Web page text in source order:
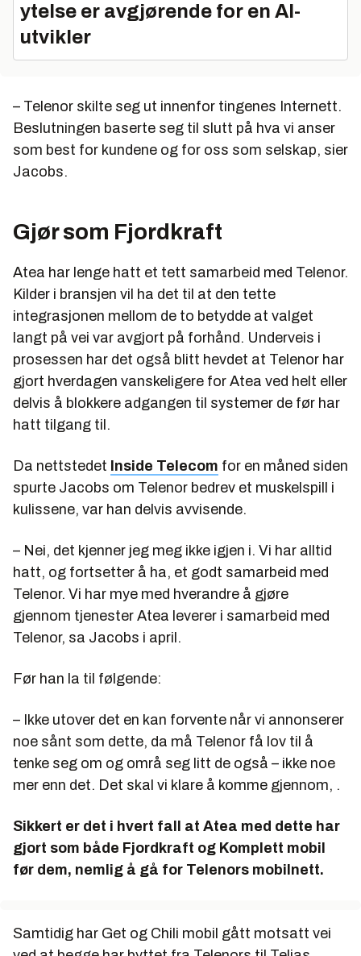
ytelse er avgjørende for en AI-
utvikler
– Telenor skilte seg ut innenfor tingenes Internett.
Beslutningen baserte seg til slutt på hva vi anser
som best for kundene og for oss som selskap, sier
Jacobs.
Gjør som Fjordkraft
Atea har lenge hatt et tett samarbeid med Telenor.
Kilder i bransjen vil ha det til at den tette
integrasjonen mellom de to betydde at valget
langt på vei var avgjort på forhånd. Underveis i
prosessen har det også blitt hevdet at Telenor har
gjort hverdagen vanskeligere for Atea ved helt eller
delvis å blokkere adgangen til systemer de før har
hatt tilgang til.
Da nettstedet Inside Telecom for en måned siden
spurte Jacobs om Telenor bedrev et muskelspill i
kulissene, var han delvis avvisende.
– Nei, det kjenner jeg meg ikke igjen i. Vi har alltid
hatt, og fortsetter å ha, et godt samarbeid med
Telenor. Vi har mye med hverandre å gjøre
gjennom tjenester Atea leverer i samarbeid med
Telenor, sa Jacobs i april.
Før han la til følgende:
– Ikke utover det en kan forvente når vi annonserer
noe sånt som dette, da må Telenor få lov til å
tenke seg om og områ seg litt de også – ikke noe
mer enn det. Det skal vi klare å komme gjennom, .
Sikkert er det i hvert fall at Atea med dette har
gjort som både Fjordkraft og Komplett mobil
før dem, nemlig å gå for Telenors mobilnett.
Samtidig har Get og Chili mobil gått motsatt vei